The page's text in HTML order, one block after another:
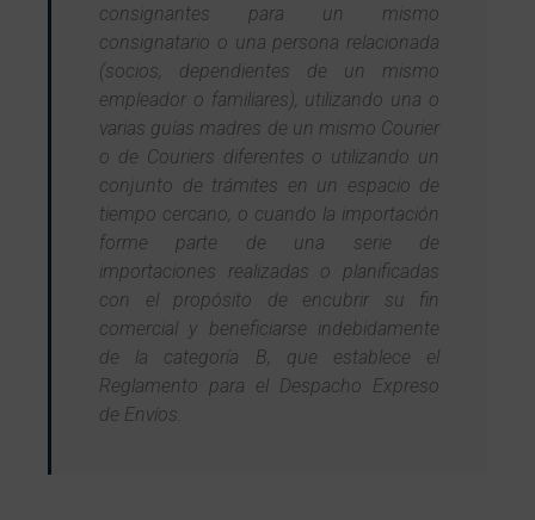
consignantes para un mismo
consignatario o una persona relacionada
(socios, dependientes de un mismo
empleador o familiares), utilizando una o
varias guías madres de un mismo Courier
o de Couriers diferentes o utilizando un
conjunto de trámites en un espacio de
tiempo cercano, o cuando la importación
forme parte de una serie de
importaciones realizadas o planificadas
con el propósito de encubrir su fin
comercial y beneficiarse indebidamente
de la categoría B, que establece el
Reglamento para el Despacho Expreso
de Envíos.